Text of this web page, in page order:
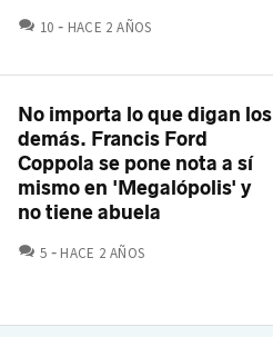
10 COMENTARIOS
HACE 2 AÑOS
No importa lo que digan los
demás. Francis Ford
Coppola se pone nota a sí
mismo en 'Megalópolis' y
no tiene abuela
5 COMENTARIOS
HACE 2 AÑOS